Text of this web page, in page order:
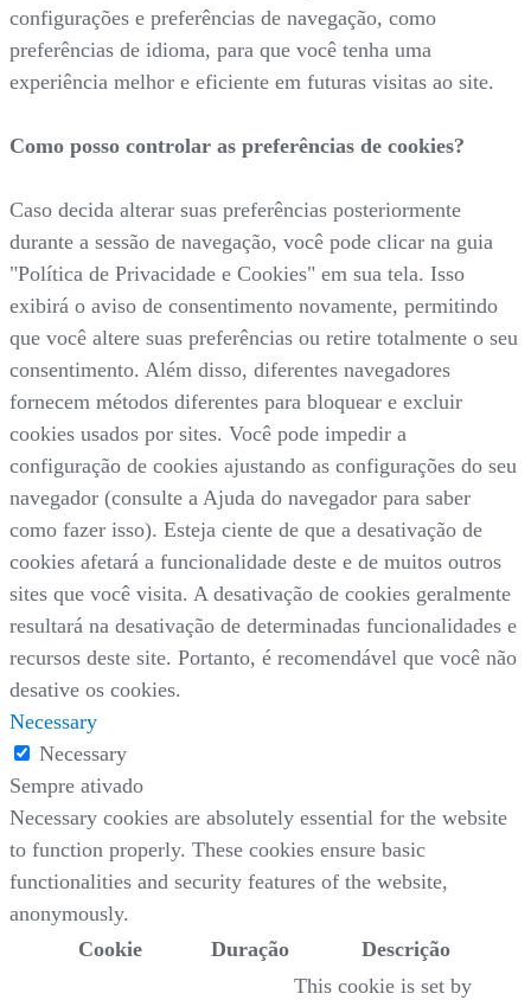
configurações e preferências de navegação, como
preferências de idioma, para que você tenha uma
experiência melhor e eficiente em futuras visitas ao site.
Como posso controlar as preferências de cookies?
Caso decida alterar suas preferências posteriormente
durante a sessão de navegação, você pode clicar na guia
"Política de Privacidade e Cookies" em sua tela. Isso
exibirá o aviso de consentimento novamente, permitindo
que você altere suas preferências ou retire totalmente o seu
consentimento. Além disso, diferentes navegadores
fornecem métodos diferentes para bloquear e excluir
cookies usados por sites. Você pode impedir a
configuração de cookies ajustando as configurações do seu
navegador (consulte a Ajuda do navegador para saber
como fazer isso). Esteja ciente de que a desativação de
cookies afetará a funcionalidade deste e de muitos outros
sites que você visita. A desativação de cookies geralmente
resultará na desativação de determinadas funcionalidades e
recursos deste site. Portanto, é recomendável que você não
desative os cookies.
Necessary
Necessary
Sempre ativado
Necessary cookies are absolutely essential for the website
to function properly. These cookies ensure basic
functionalities and security features of the website,
anonymously.
Cookie
Duração
Descrição
This cookie is set by